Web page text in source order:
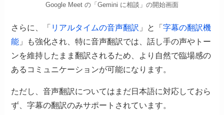
Google Meet の「Gemini に相談」の開始画面
さらに、「 リアルタイムの音声翻訳 」と「字幕の翻訳機
能 」も強化され、特に音声翻訳では、話し手の声やトー
ンを維持したまま翻訳されるため、より自然で臨場感の
あるコミュニケーションが可能になります。
ただし、音声翻訳についてはまだ日本語に対応しておら
ず、字幕の翻訳のみサポートされています。